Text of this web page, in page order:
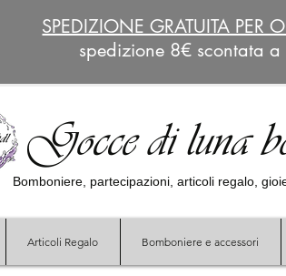
SPEDIZIONE GRATUITA PER
spedizione 8€ scontata
Gocce di luna
Bomboniere, partecipazioni, articoli regalo,
Articoli Regalo Bomboniere e accessori